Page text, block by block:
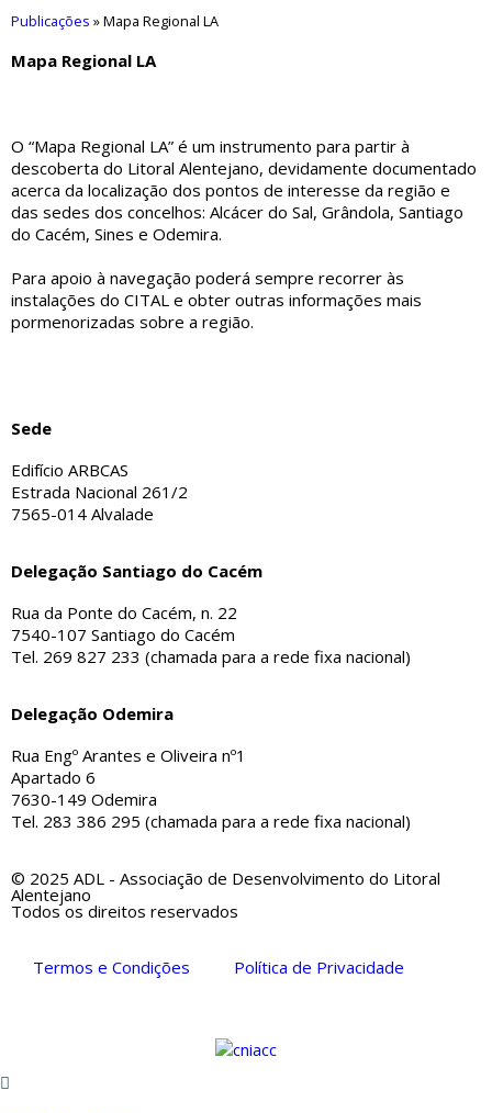
Publicações »Mapa Regional LA
Mapa Regional LA
O “Mapa Regional LA” é um instrumento para partir à
descoberta do Litoral Alentejano, devidamente documentado
acerca da localização dos pontos de interesse da região e
das sedes dos concelhos: Alcácer do Sal, Grândola, Santiago
do Cacém, Sines e Odemira.
Para apoio à navegação poderá sempre recorrer às
instalações do CITAL e obter outras informações mais
pormenorizadas sobre a região.
Sede
Edifício ARBCAS
Estrada Nacional 261/2
7565-014 Alvalade
Delegação Santiago do Cacém
Rua da Ponte do Cacém, n. 22
7540-107 Santiago do Cacém
Tel. 269 827 233 (chamada para a rede fixa nacional)
Delegação Odemira
Rua Engº Arantes e Oliveira nº1
Apartado 6
7630-149 Odemira
Tel. 283 386 295 (chamada para a rede fixa nacional)
© 2025 ADL - Associação de Desenvolvimento do Litoral
Alentejano
Todos os direitos reservados
Termos e Condições Política de Privacidade